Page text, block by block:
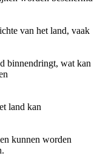
van het land, vaak
binnendringt, wat kan
land kan
kunnen worden